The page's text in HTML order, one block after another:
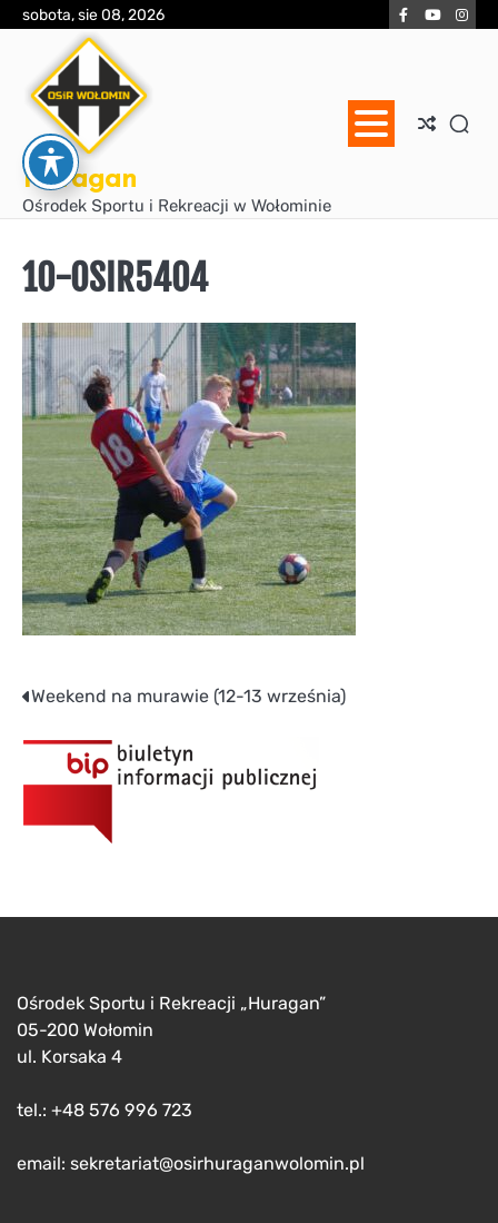
Skip
content
sobota, sie 08, 2026 Facebook
YouTube
Huragan
Ośrodek Sportu i Rekreacji w Wołominie
10-OSIR5404
Nawigacja
wpisu
Weekend na murawie (12-13 września)
Ośrodek Sportu i Rekreacji „Huragan”
05-200 Wołomin
ul. Korsaka 4
tel.: +48 576 996 723
email: sekretariat@osirhuraganwolomin.pl